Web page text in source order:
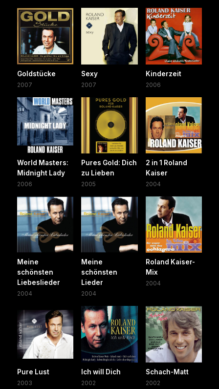
Goldstücke
2007
Sexy
2007
Kinderzeit
2006
World Masters:
Midnight Lady
2006
Pures Gold: Dich
zu Lieben
2005
2 in 1 Roland
Kaiser
2004
Meine
schönsten
Liebeslieder
2004
Meine
schönsten
Lieder
2004
Roland Kaiser-
Mix
2004
Pure Lust
2003
Ich will Dich
2002
Schach-Matt
2002